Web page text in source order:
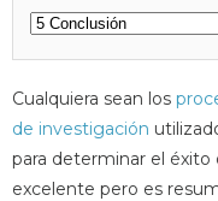
Cualquiera sean los
de investigación
para determinar el éxito
excelente pero es